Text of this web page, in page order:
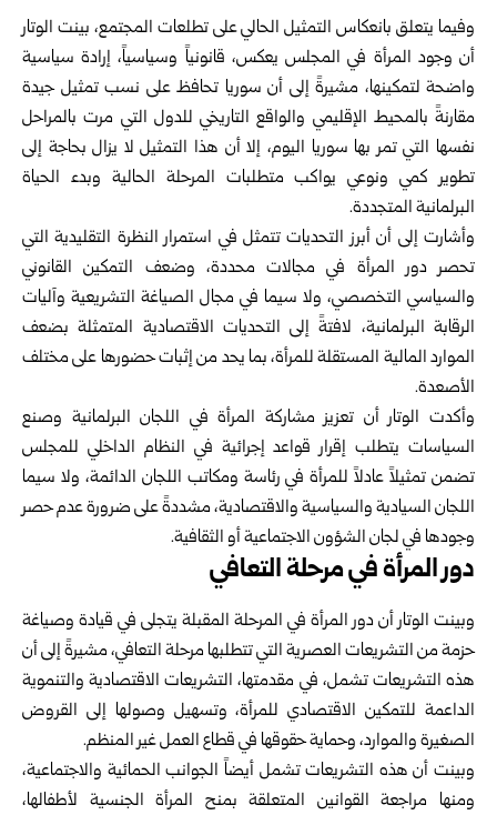
وفيما يتعلق بانعكاس التمثيل الحالي على تطلعات المجتمع، بينت الوتار
أن وجود المرأة في المجلس يعكس، قانونياً وسياسياً، إرادة سياسية
واضحة لتمكينها، مشيرةً إلى أن سوريا تحافظ على نسب تمثيل جيدة
مقارنةً بالمحيط الإقليمي والواقع التاريخي للدول التي مرت بالمراحل
نفسها التي تمر بها سوريا اليوم، إلا أن هذا التمثيل لا يزال بحاجة إلى
تطوير كمي ونوعي يواكب متطلبات المرحلة الحالية وبدء الحياة
البرلمانية المتجددة.
وأشارت إلى أن أبرز التحديات تتمثل في استمرار النظرة التقليدية التي
تحصر دور المرأة في مجالات محددة، وضعف التمكين القانوني
والسياسي التخصصي، ولا سيما في مجال الصياغة التشريعية وآليات
الرقابة البرلمانية، لافتةً إلى التحديات الاقتصادية المتمثلة بضعف
الموارد المالية المستقلة للمرأة، بما يحد من إثبات حضورها على مختلف
الأصعدة.
وأكدت الوتار أن تعزيز مشاركة المرأة في اللجان البرلمانية وصنع
السياسات يتطلب إقرار قواعد إجرائية في النظام الداخلي للمجلس
تضمن تمثيلاً عادلاً للمرأة في رئاسة ومكاتب اللجان الدائمة، ولا سيما
اللجان السيادية والسياسية والاقتصادية، مشددةً على ضرورة عدم حصر
وجودها في لجان الشؤون الاجتماعية أو الثقافية.
دور المرأة في مرحلة التعافي
وبينت الوتار أن دور المرأة في المرحلة المقبلة يتجلى في قيادة وصياغة
حزمة من التشريعات العصرية التي تتطلبها مرحلة التعافي، مشيرةً إلى أن
هذه التشريعات تشمل، في مقدمتها، التشريعات الاقتصادية والتنموية
الداعمة للتمكين الاقتصادي للمرأة، وتسهيل وصولها إلى القروض
الصغيرة والموارد، وحماية حقوقها في قطاع العمل غير المنظم.
وبينت أن هذه التشريعات تشمل أيضاً الجوانب الحمائية والاجتماعية،
ومنها مراجعة القوانين المتعلقة بمنح المرأة الجنسية لأطفالها،